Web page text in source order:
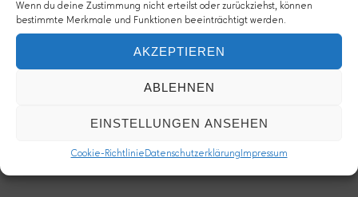
Wenn du deine Zustimmung nicht erteilst oder zurückziehst, können
bestimmte Merkmale und Funktionen beeinträchtigt werden.
AKZEPTIEREN
ABLEHNEN
EINSTELLUNGEN ANSEHEN
Cookie-Richtlinie Datenschutzerklärung Impressum